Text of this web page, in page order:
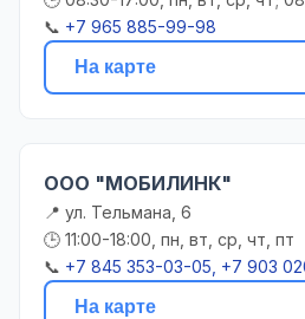
📞 +7 965 885-99-98
На карте
ООО "МОБИЛИНК"
📍 ул. Тельмана, 6
🕒 11:00-18:00, пн, вт, ср, чт, пт
📞 +7 845 353-03-05, +7 903
На карте